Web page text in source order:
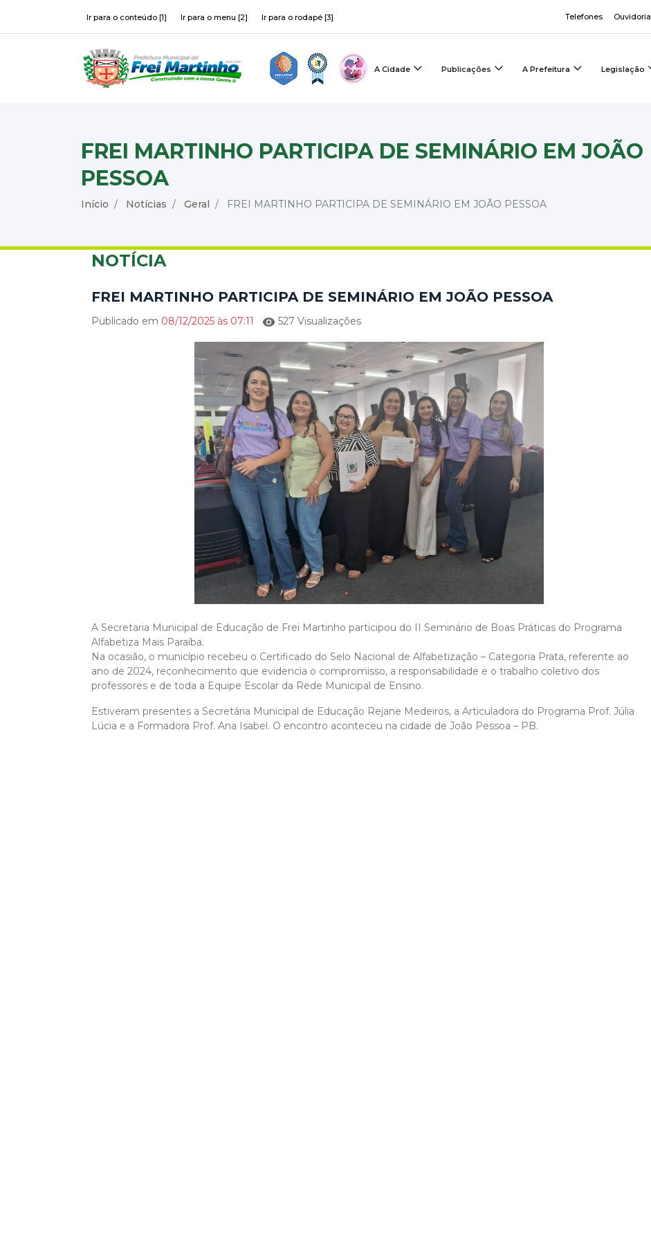
Ir para o conteúdo [1] Ir para o menu [2] Ir para o rodapé [3] Telefones Ouvidoria
A Cidade Publicações A Prefeitura Legislação
FREI MARTINHO PARTICIPA DE SEMINÁRIO EM JOÃO
PESSOA
Início Notícias Geral FREI MARTINHO PARTICIPA DE SEMINÁRIO EM JOÃO PESSOA
NOTÍCIA
FREI MARTINHO PARTICIPA DE SEMINÁRIO EM JOÃO PESSOA
Publicado em 08/12/2025 às 07:11 527 Visualizações
A Secretaria Municipal de Educação de Frei Martinho participou do II Seminário de Boas Práticas do Programa
Alfabetiza Mais Paraíba.
Na ocasião, o município recebeu o Certificado do Selo Nacional de Alfabetização – Categoria Prata, referente ao
ano de 2024, reconhecimento que evidencia o compromisso, a responsabilidade e o trabalho coletivo dos
professores e de toda a Equipe Escolar da Rede Municipal de Ensino.
Estiveram presentes a Secretária Municipal de Educação Rejane Medeiros, a Articuladora do Programa Prof. Júlia
Lúcia e a Formadora Prof. Ana Isabel. O encontro aconteceu na cidade de João Pessoa – PB.